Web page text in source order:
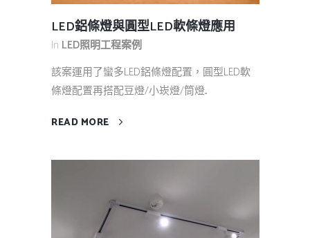
LED鋁條燈與圓型LED軟條燈應用
In LED照明工程案例
該案運用了蠻多LED鋁條燈配置，圓型LED軟
條燈配置再搭配豆燈/小崁燈/筒燈...
READ MORE